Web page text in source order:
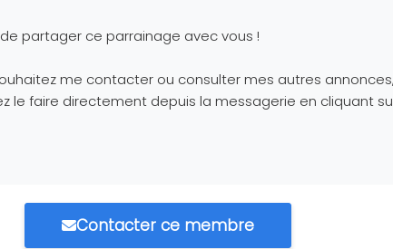
partager ce parrainage avec vous !
me contacter ou consulter mes autres annonces,
le faire directement depuis la messagerie en cliquant
Contacter ce membre